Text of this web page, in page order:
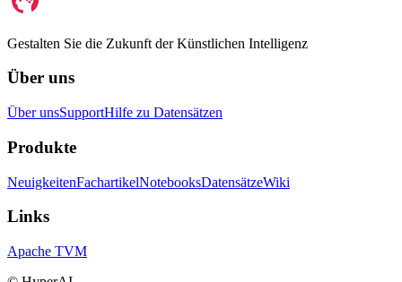
Gestalten Sie die Zukunft der Künstlichen Intelligenz
Über uns
Über unsSupportHilfe zu Datensätzen
Produkte
NeuigkeitenFachartikelNotebooksDatensätzeWiki
Links
Apache TVM